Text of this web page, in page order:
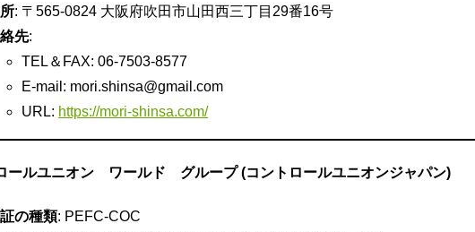
: 〒565-0824 大阪府吹田市山田西三丁目29番16号
先:
TEL＆FAX: 06-7503-8577
E-mail: mori.shinsa@gmail.com
URL: https://mori-shinsa.com/
ールユニオン ワールド グループ (コントロールユニオンジャパン)
の種類: PEFC-COC